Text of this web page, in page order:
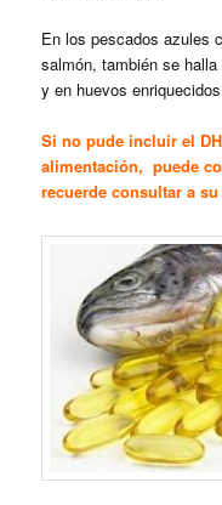
En los pescados azules
salmón, también se
y en huevos
Si no pude incluir el
alimentación, puede
recuerde consultar a